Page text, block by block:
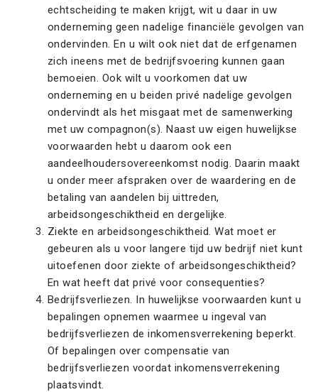
echtscheiding te maken krijgt, wit u daar in uw
onderneming geen nadelige financiële gevolgen van
ondervinden. En u wilt ook niet dat de erfgenamen
zich ineens met de bedrijfsvoering kunnen gaan
bemoeien. Ook wilt u voorkomen dat uw
onderneming en u beiden privé nadelige gevolgen
ondervindt als het misgaat met de samenwerking
met uw compagnon(s). Naast uw eigen huwelijkse
voorwaarden hebt u daarom ook een
aandeelhoudersovereenkomst nodig. Daarin maakt
u onder meer afspraken over de waardering en de
betaling van aandelen bij uittreden,
arbeidsongeschiktheid en dergelijke.
Ziekte en arbeidsongeschiktheid. Wat moet er
gebeuren als u voor langere tijd uw bedrijf niet kunt
uitoefenen door ziekte of arbeidsongeschiktheid?
En wat heeft dat privé voor consequenties?
Bedrijfsverliezen. In huwelijkse voorwaarden kunt u
bepalingen opnemen waarmee u ingeval van
bedrijfsverliezen de inkomensverrekening beperkt.
Of bepalingen over compensatie van
bedrijfsverliezen voordat inkomensverrekening
plaatsvindt.